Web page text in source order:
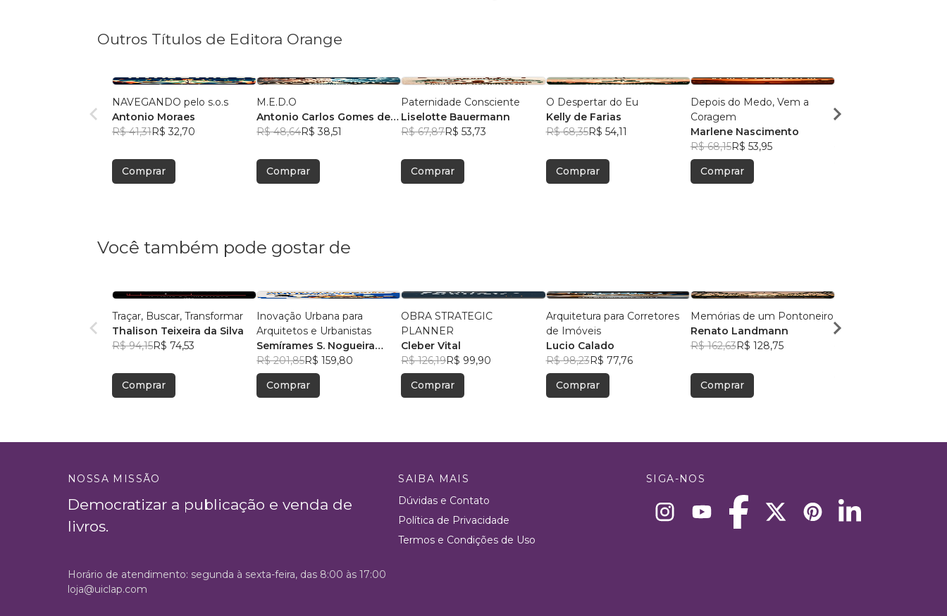
Outros Títulos de Editora Orange
NAVEGANDO pelo s.o.s
Antonio Moraes
R$ 41,31R$ 32,70
Comprar
M.E.D.O
Antonio Carlos Gomes de
Moraes
R$ 48,64R$ 38,51
Comprar
Paternidade Consciente
Liselotte Bauermann
R$ 67,87R$ 53,73
Comprar
O Despertar do Eu
Kelly de Farias
R$ 68,35R$ 54,11
Comprar
Depois do Medo, Vem a
Coragem
Marlene Nascimento
R$ 68,15R$ 53,95
Comprar
Terapêutico
Você também pode gostar de
Traçar, Buscar, Transformar
Thalison Teixeira da Silva
R$ 94,15R$ 74,53
Comprar
Inovação Urbana para
Arquitetos e Urbanistas
Semírames S. Nogueira
Lima
R$ 201,85R$ 159,80
Comprar
OBRA STRATEGIC
PLANNER
Cleber Vital
R$ 126,19R$ 99,90
Comprar
Arquitetura para Corretores
de Imóveis
Lucio Calado
R$ 98,23R$ 77,76
Comprar
Memórias de um Pontoneiro
Renato Landmann
R$ 162,63R$ 128,75
Comprar
Percio Ricardo
NOSSA MISSÃO
Democratizar a publicação e venda de
livros.
SAIBA MAIS
Dúvidas e Contato
Política de Privacidade
Termos e Condições de Uso
SIGA-NOS
Horário de atendimento: segunda à sexta-feira, das 8:00 às 17:00
loja@uiclap.com